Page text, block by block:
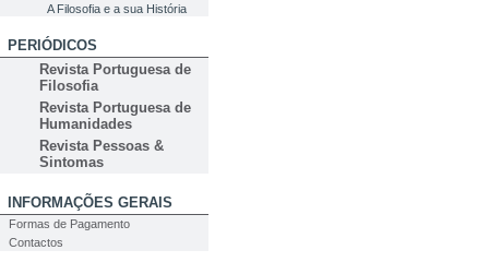
A Filosofia e a sua História
PERIÓDICOS
Revista Portuguesa de
Filosofia
Revista Portuguesa de
Humanidades
Revista Pessoas &
Sintomas
INFORMAÇÕES GERAIS
Formas de Pagamento
Contactos